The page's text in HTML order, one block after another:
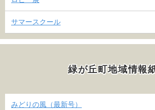
サマースクール
緑が丘町地域情報
みどりの風（最新号）